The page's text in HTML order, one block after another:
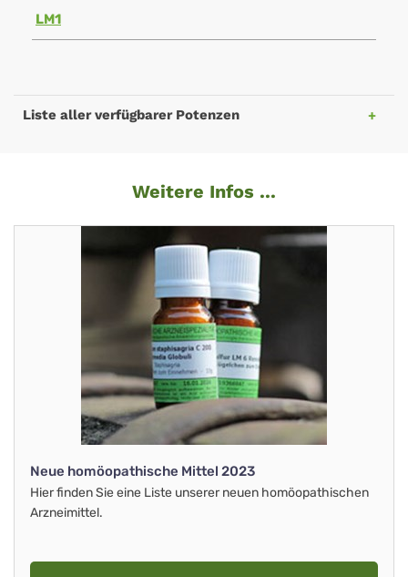
LM1
Liste aller verfügbarer Potenzen
Weitere Infos ...
Neue homöopathische Mittel 2023
Hier finden Sie eine Liste unserer neuen homöopathischen
Arzneimittel.